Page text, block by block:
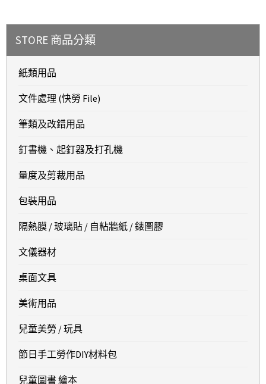
STORE 商品分類
紙類用品
文件處理 (快勞 File)
筆類及改錯用品
釘書機、起釘器及打孔機
量度及剪裁用品
包裝用品
隔熱膜 / 玻璃貼 / 自粘牆紙 / 錶圖膠
文儀器材
桌面文具
美術用品
兒童美勞 / 玩具
節日手工勞作DIY材料包
兒童圖書 繪本